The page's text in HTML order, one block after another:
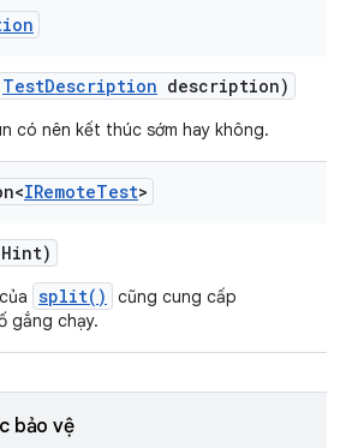
TestDescription description)
có nên kết thúc sớm hay không.
IRemoteTest>
Hint)
split()
cũng cung cấp
gắng chạy.
bảo vệ